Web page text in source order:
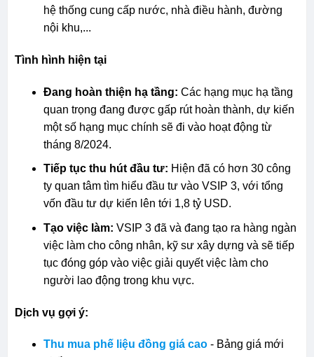
hệ thống cung cấp nước, nhà điều hành, đường
nội khu,...
Tình hình hiện tại
Đang hoàn thiện hạ tầng: Các hạng mục hạ tầng
quan trọng đang được gấp rút hoàn thành, dự kiến
một số hạng mục chính sẽ đi vào hoạt động từ
tháng 8/2024.
Tiếp tục thu hút đầu tư: Hiện đã có hơn 30 công
ty quan tâm tìm hiểu đầu tư vào VSIP 3, với tổng
vốn đầu tư dự kiến lên tới 1,8 tỷ USD.
Tạo việc làm: VSIP 3 đã và đang tạo ra hàng ngàn
việc làm cho công nhân, kỹ sư xây dựng và sẽ tiếp
tục đóng góp vào việc giải quyết việc làm cho
người lao động trong khu vực.
Dịch vụ gợi ý:
Thu mua phế liệu đồng giá cao- Bảng giá mới